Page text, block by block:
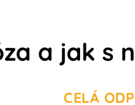
a jak s
CELÁ